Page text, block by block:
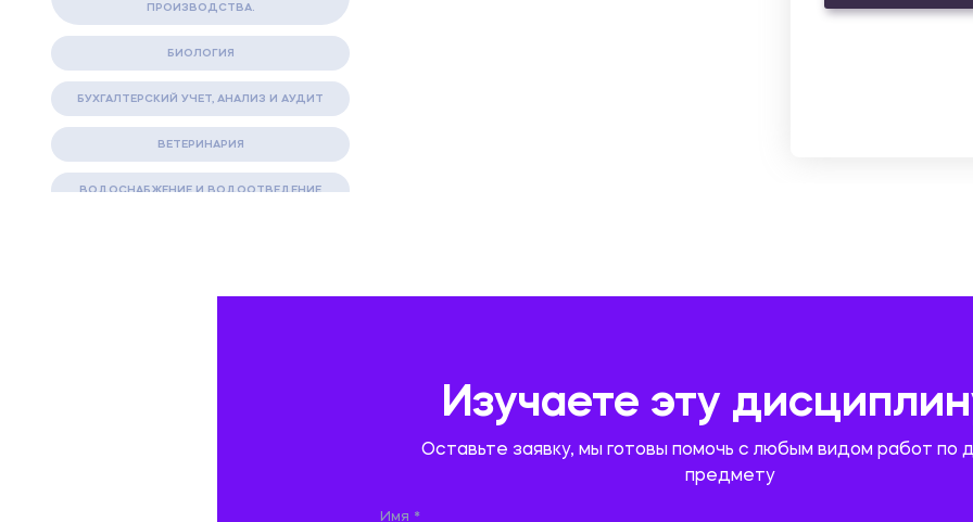
ПРОИЗВОДСТВА.
БИОЛОГИЯ
БУХГАЛТЕРСКИЙ УЧЕТ, АНАЛИЗ И АУДИТ
ВЕТЕРИНАРИЯ
ВОДОСНАБЖЕНИЕ И ВОДООТВЕДЕНИЕ
Изучаете эту
Оставьте заявку, мы готовы помочь с любым видом работ по
предмету
Имя *